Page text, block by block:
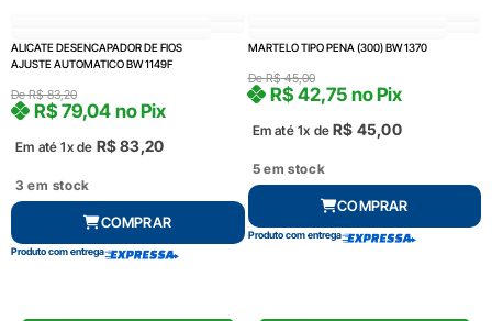
ALICATE DESENCAPADOR DE FIOS
AJUSTE AUTOMATICO BW 1149F
DeR$83,20
Em até 1x de R$83,20
R$79,04 no Pix
3 em stock
COMPRAR
Produto com entrega
MARTELO TIPO PENA (300) BW 1370
DeR$45,00
Em até 1x de R$ 45,00
R$42,75 no Pix
5 em stock
COMPRAR
Produto com entrega